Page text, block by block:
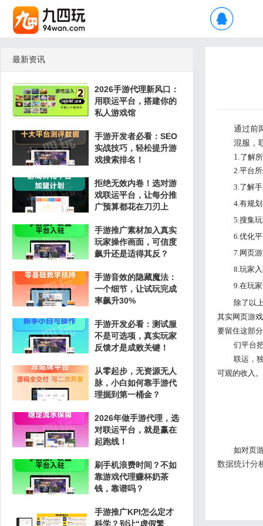
最新资讯
2026手游代理新风口：
用联运平台，搭建你的
私人游戏馆
手游开发者必看：SEO
实战技巧，轻松提升游
戏搜索排名！
拒绝无效内卷！选对游
戏联运平台，让每分推
广预算都花在刀刃上
手游推广素材加入真实
玩家操作画面，可信度
飙升还是适得其反？
手游音效的隐藏魔法：
一个细节，让试玩完成
率飙升30%
手游开发必看：测试服
不是可选项，真实玩家
反馈才是成败关键！
从零起步，无资源无人
脉，小白如何靠手游代
理掘到第一桶金？
2026年做手游代理，选
对联运平台，就是赢在
起跑线！
刷手机浪费时间？不如
靠游戏代理赚杯奶茶
钱，靠谱吗？
手游推广KPI怎么定才
科学？别让“虚假繁
通过前
混服，
1.了解
2.平台
3.了解
4.有规
5.搜集
6.优化
7.网页
8.玩家
9.在玩
除了以
其实网页游
要留住这部
们平台
联运，
可观的收入。
如对页
数据统计分